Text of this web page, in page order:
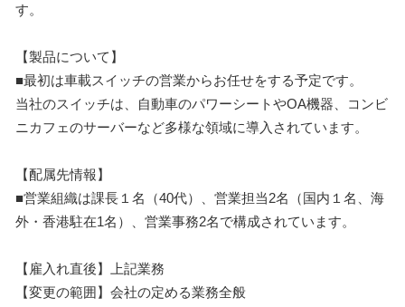
す。
【製品について】
■最初は車載スイッチの営業からお任せをする予定です。
当社のスイッチは、自動車のパワーシートやOA機器、コンビ
ニカフェのサーバーなど多様な領域に導入されています。
【配属先情報】
■営業組織は課長１名（40代）、営業担当2名（国内１名、海
外・香港駐在1名）、営業事務2名で構成されています。
【雇入れ直後】上記業務
【変更の範囲】会社の定める業務全般